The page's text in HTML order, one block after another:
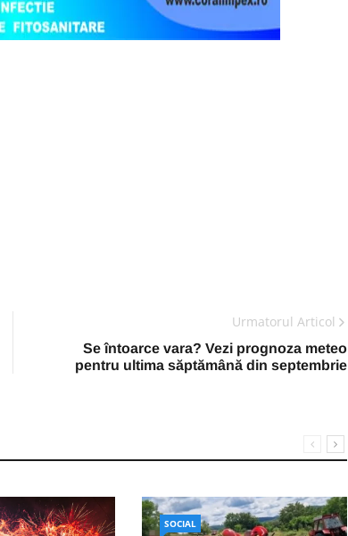
Urmatorul Articol
Se întoarce vara? Vezi prognoza meteo
pentru ultima săptămână din septembrie
SOCIAL